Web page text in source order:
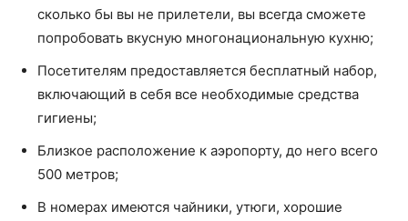
сколько бы вы не прилетели, вы всегда сможете
попробовать вкусную многонациональную кухню;
Посетителям предоставляется бесплатный набор,
включающий в себя все необходимые средства
гигиены;
Близкое расположение к аэропорту, до него всего
500 метров;
В номерах имеются чайники, утюги, хорошие